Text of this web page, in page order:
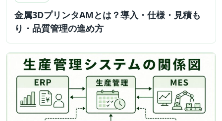
金属3DプリンタAMとは？導入・仕様・見積も
り・品質管理の進め方